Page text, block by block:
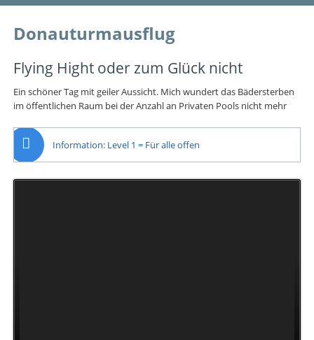
Donauturmausflug
Flying Hight oder zum Glück nicht
Ein schöner Tag mit geiler Aussicht. Mich wundert das Bädersterben
im öffentlichen Raum bei der Anzahl an Privaten Pools nicht mehr
Information: Level 1 = Für alle offen